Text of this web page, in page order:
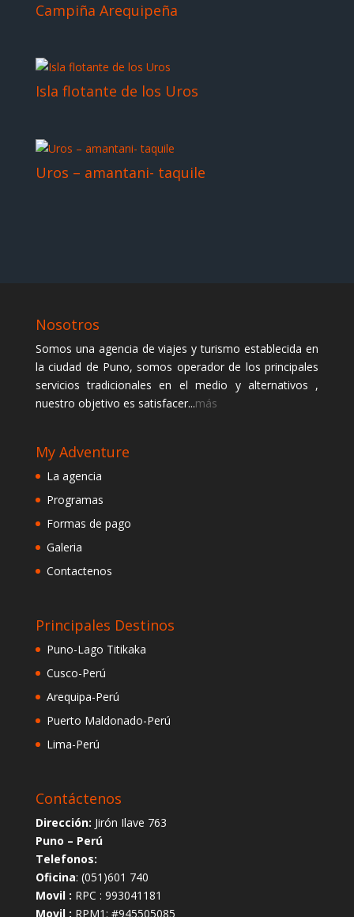
Campiña Arequipeña
Isla flotante de los Uros
Uros – amantani- taquile
Nosotros
Somos una agencia de viajes y turismo establecida en
la ciudad de Puno, somos operador de los principales
servicios tradicionales en el medio y alternativos ,
nuestro objetivo es satisfacer...más
My Adventure
La agencia
Programas
Formas de pago
Galeria
Contactenos
Principales Destinos
Puno-Lago Titikaka
Cusco-Perú
Arequipa-Perú
Puerto Maldonado-Perú
Lima-Perú
Contáctenos
Dirección: Jirón Ilave 763
Puno – Perú
Telefonos:
Oficina: (051)601 740
Movil : RPC : 993041181
Movil : RPM1: #945505085